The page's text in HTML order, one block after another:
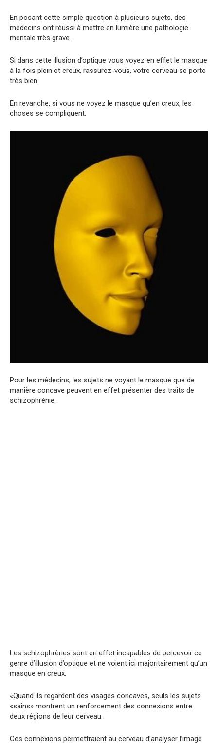
En posant cette simple question à plusieurs sujets, des
médecins ont réussi à mettre en lumière une pathologie
mentale très grave.
Si dans cette illusion d’optique vous voyez en effet le masque
à la fois plein et creux, rassurez-vous, votre cerveau se porte
très bien.
En revanche, si vous ne voyez le masque qu’en creux, les
choses se compliquent.
Pour les médecins, les sujets ne voyant le masque que de
manière concave peuvent en effet présenter des traits de
schizophrénie.
Les schizophrènes sont en effet incapables de percevoir ce
genre d’illusion d’optique et ne voient ici majoritairement qu’un
masque en creux.
«Quand ils regardent des visages concaves, seuls les sujets
«sains» montrent un renforcement des connexions entre
deux régions de leur cerveau.
Ces connexions permettraient au cerveau d’analyser l’image